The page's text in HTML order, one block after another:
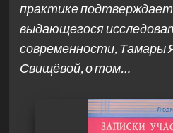
практике
выдающегося
современности, Тамары
Свищёвой, о том…